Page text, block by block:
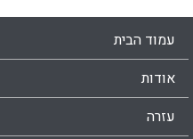
עמוד הבית
אודות
עזרה